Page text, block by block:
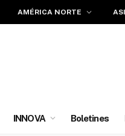
AMÉRICA NORTE
INNOVA Boletines